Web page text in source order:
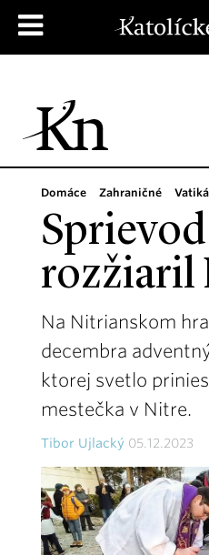
Domáce Zahraničné
rozžiaril
Na Nitrianskom
decembra
ktorej svetlo
mestečka v Nitre.
Tibor Ujlacký 05.12.2023